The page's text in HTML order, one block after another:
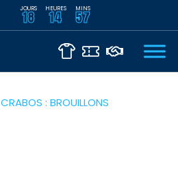
JOURS
18 HEURES
14 MINS
57
CRABOS : BROUILLONS